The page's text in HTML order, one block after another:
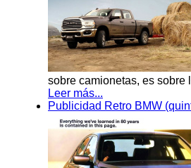
sobre camionetas, es sobre
Leer más...
Publicidad Retro BMW